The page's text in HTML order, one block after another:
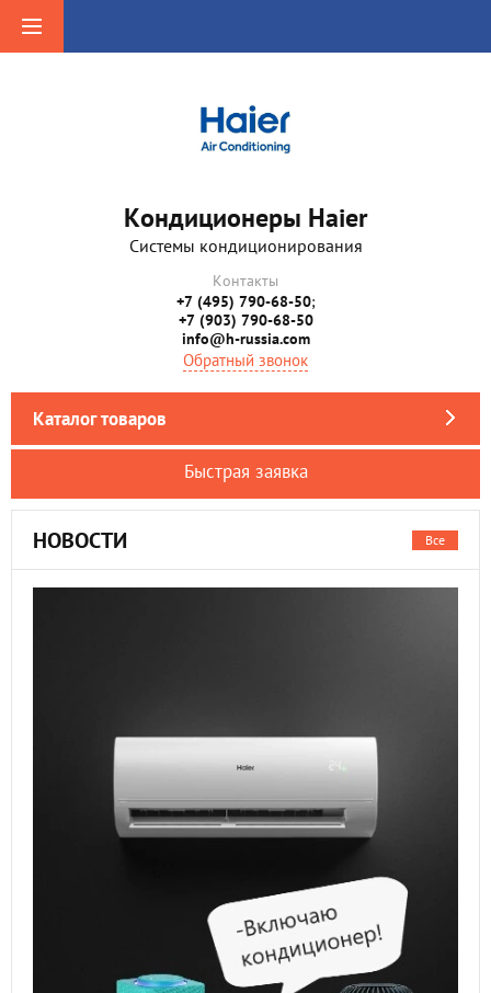
Кондиционеры Haier
Системы кондиционирования
Контакты
+7 (495) 790-68-50;
+7 (903) 790-68-50
info@h-russia.com
Обратный звонок
Каталог товаров
Быстрая заявка
НОВОСТИ Все